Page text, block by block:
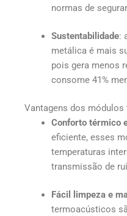
normas de
Sustentabilidade:
metálica é mais
pois gera menos
consome 41%
Vantagens dos
Conforto térmico
eficiente, esses
temperaturas
transmissão de
Fácil limpeza e
termoacústicos